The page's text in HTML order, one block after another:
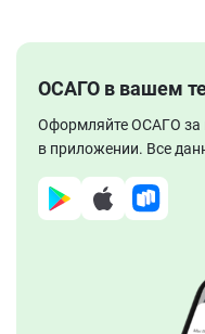
ОСАГО в вашем
Оформляйте ОСАГО за
в приложении. Все